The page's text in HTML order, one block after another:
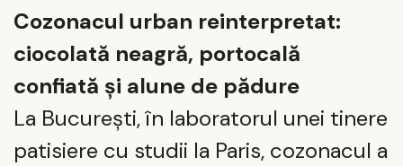
Cozonacul urban reinterpretat:
ciocolată neagră, portocală
confiată și alune de pădure
La București, în laboratorul unei tinere
patisiere cu studii la Paris, cozonacul a